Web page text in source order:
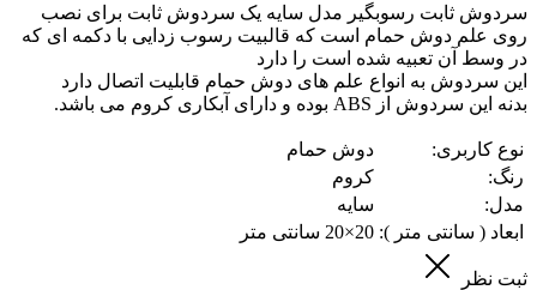
سردوش ثابت رسوبگیر مدل سایه یک سردوش ثابت برای نصب
روی علم دوش حمام است که قالبیت رسوب زدایی با دکمه ای که
در وسط آن تعبیه شده است را دارد
این سردوش به انواع علم های دوش حمام قابلیت اتصال دارد
بدنه این سردوش از ABS بوده و دارای آبکاری کروم می باشد.
نوع کاربری:
دوش حمام
رنگ:
کروم
مدل:
سایه
ابعاد ( سانتی متر ): 20×20 سانتی متر
ثبت نظر